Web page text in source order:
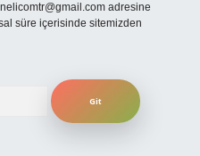
adresine
süre içerisinde sitemizden